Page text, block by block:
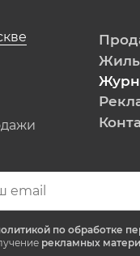
по обработке
рекламных